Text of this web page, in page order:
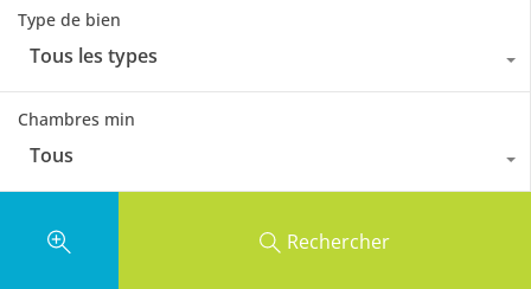
Type de bien
Tous les types
Chambres min
Tous
Rechercher